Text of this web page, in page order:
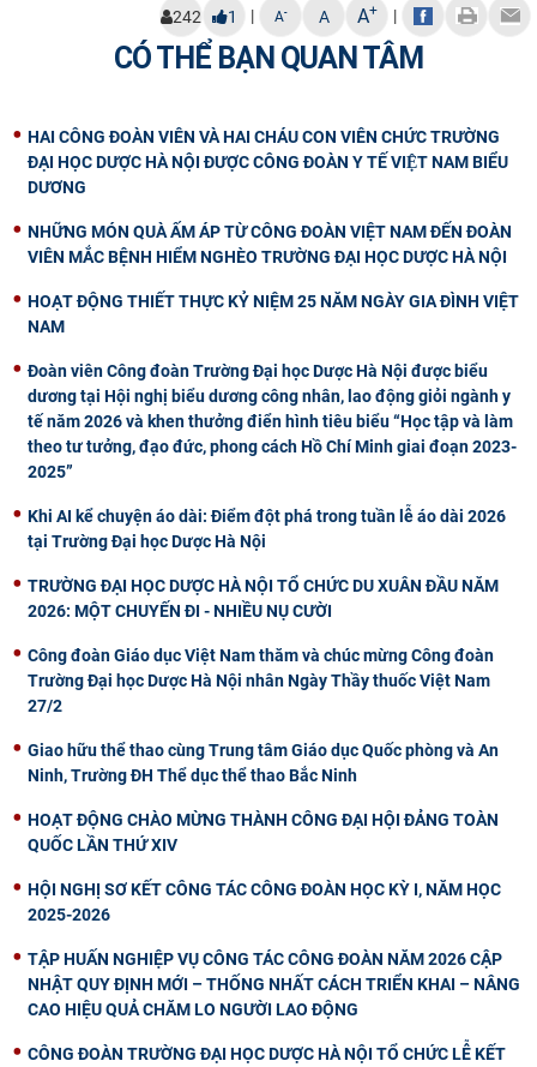
242 1 | A- A A+ |
CÓ THỂ BẠN QUAN TÂM
HAI CÔNG ĐOÀN VIÊN VÀ HAI CHÁU CON VIÊN CHỨC TRƯỜNG
ĐẠI HỌC DƯỢC HÀ NỘI ĐƯỢC CÔNG ĐOÀN Y TẾ VIỆT NAM BIỂU
DƯƠNG
NHỮNG MÓN QUÀ ẤM ÁP TỪ CÔNG ĐOÀN VIỆT NAM ĐẾN ĐOÀN
VIÊN MẮC BỆNH HIỂM NGHÈO TRƯỜNG ĐẠI HỌC DƯỢC HÀ NỘI
HOẠT ĐỘNG THIẾT THỰC KỶ NIỆM 25 NĂM NGÀY GIA ĐÌNH VIỆT
NAM
Đoàn viên Công đoàn Trường Đại học Dược Hà Nội được biểu
dương tại Hội nghị biểu dương công nhân, lao động giỏi ngành y
tế năm 2026 và khen thưởng điển hình tiêu biểu “Học tập và làm
theo tư tưởng, đạo đức, phong cách Hồ Chí Minh giai đoạn 2023-
2025”
Khi AI kể chuyện áo dài: Điểm đột phá trong tuần lễ áo dài 2026
tại Trường Đại học Dược Hà Nội
TRƯỜNG ĐẠI HỌC DƯỢC HÀ NỘI TỔ CHỨC DU XUÂN ĐẦU NĂM
2026: MỘT CHUYẾN ĐI - NHIỀU NỤ CƯỜI
Công đoàn Giáo dục Việt Nam thăm và chúc mừng Công đoàn
Trường Đại học Dược Hà Nội nhân Ngày Thầy thuốc Việt Nam
27/2
Giao hữu thể thao cùng Trung tâm Giáo dục Quốc phòng và An
Ninh, Trường ĐH Thể dục thể thao Bắc Ninh
HOẠT ĐỘNG CHÀO MỪNG THÀNH CÔNG ĐẠI HỘI ĐẢNG TOÀN
QUỐC LẦN THỨ XIV
HỘI NGHỊ SƠ KẾT CÔNG TÁC CÔNG ĐOÀN HỌC KỲ I, NĂM HỌC
2025-2026
TẬP HUẤN NGHIỆP VỤ CÔNG TÁC CÔNG ĐOÀN NĂM 2026 CẬP
NHẬT QUY ĐỊNH MỚI – THỐNG NHẤT CÁCH TRIỂN KHAI – NÂNG
CAO HIỆU QUẢ CHĂM LO NGƯỜI LAO ĐỘNG
CÔNG ĐOÀN TRƯỜNG ĐẠI HỌC DƯỢC HÀ NỘI TỔ CHỨC LỄ KẾT